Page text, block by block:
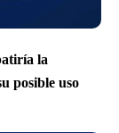
la
posible uso